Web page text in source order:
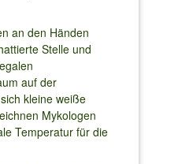
an den Händen
Stelle und
auf der
kleine weiße
Mykologen
Temperatur für die